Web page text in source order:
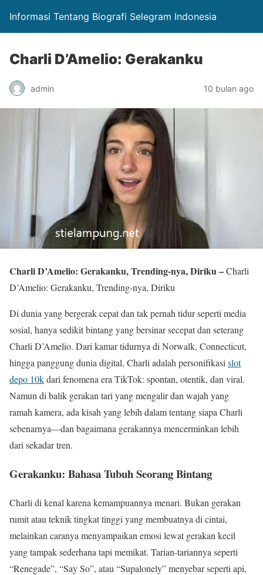
Informasi Tentang Biografi Selegram Indonesia
Charli D’Amelio: Gerakanku
admin 10 bulan ago
Charli D’Amelio: Gerakanku, Trending-nya, Diriku –Charli
D’Amelio: Gerakanku, Trending-nya, Diriku
Di dunia yang bergerak cepat dan tak pernah tidur seperti media
sosial, hanya sedikit bintang yang bersinar secepat dan seterang
Charli D’Amelio. Dari kamar tidurnya di Norwalk, Connecticut,
hingga panggung dunia digital, Charli adalah personifikasi slot
depo 10kdari fenomena era TikTok: spontan, otentik, dan viral.
Namun di balik gerakan tari yang mengalir dan wajah yang
ramah kamera, ada kisah yang lebih dalam tentang siapa Charli
sebenarnya—dan bagaimana gerakannya mencerminkan lebih
dari sekadar tren.
Gerakanku: Bahasa Tubuh Seorang Bintang
Charli di kenal karena kemampuannya menari. Bukan gerakan
rumit atau teknik tingkat tinggi yang membuatnya di cintai,
melainkan caranya menyampaikan emosi lewat gerakan kecil
yang tampak sederhana tapi memikat. Tarian-tariannya seperti
“Renegade”, “Say So”, atau “Supalonely” menyebar seperti api,